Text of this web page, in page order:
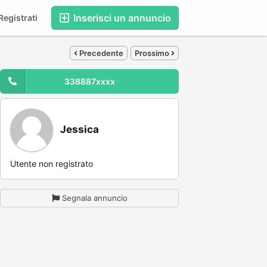
Inserisci un annuncio
Precedente Prossimo
338887xxxx
Jessica
Utente non registrato
Segnala annuncio